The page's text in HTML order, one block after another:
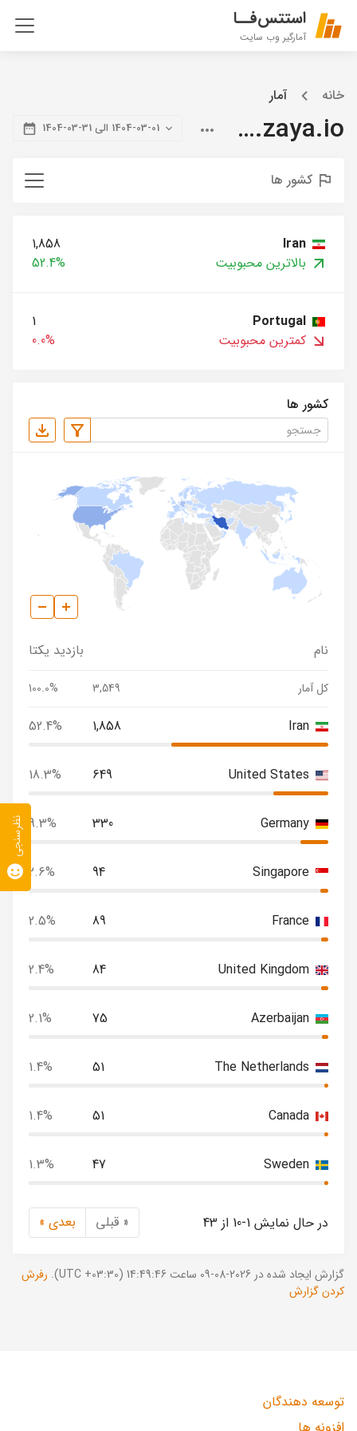
استتس‌فــا
آمارگیر وب سایت
خانه آمار
blog.zaya.io 1404-03-01 الی 31-03-1404
کشور ها
Iran
1,858
بالاترین محبوبیت
52.4%
Portugal
1
کمترین محبوبیت
0.0%
کشور ها
نام بازدید یکتا
کل آمار 3,549
100.0%
Iran
1,858
52.4%
United States
649
18.3%
Germany
330
9.3%
Singapore
94
2.6%
France
89
2.5%
United Kingdom
84
2.4%
Azerbaijan
75
2.1%
The Netherlands
51
1.4%
Canada
51
1.4%
Sweden
47
1.3%
در حال نمایش 1-10 از 43 « قبلی بعدی »
گزارش ایجاد شده در 2026-08-09 ساعت 14:49:46 (UTC +03:30).
رفرش
کردن گزارش
توسعه دهندگان
نظرسنجی